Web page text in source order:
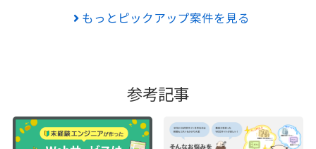
もっとピックアップ案件を見る
参考記事